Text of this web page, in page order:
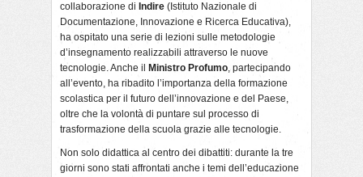
collaborazione di Indire (Istituto Nazionale di
Documentazione, Innovazione e Ricerca Educativa),
ha ospitato una serie di lezioni sulle metodologie
d’insegnamento realizzabili attraverso le nuove
tecnologie. Anche il
Ministro Profumo, partecipando
all’evento, ha ribadito l’importanza della formazione
scolastica per il futuro dell’innovazione e del Paese,
oltre che la volontà di puntare sul processo di
trasformazione della scuola grazie alle tecnologie.
Non solo didattica al centro dei dibattiti: durante la tre
giorni sono stati affrontati anche i temi dell’educazione